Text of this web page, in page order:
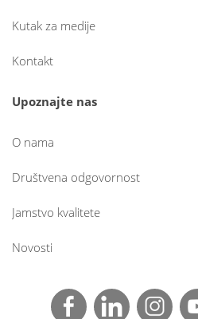
Kutak za medije
Kontakt
Upoznajte nas
O nama
Društvena odgovornost
Jamstvo kvalitete
Novosti